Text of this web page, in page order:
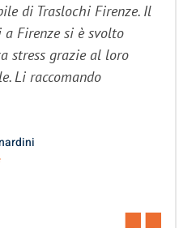
di Traslochi Firenze. Il
Firenze si è svolto
stress grazie al loro
Li raccomando